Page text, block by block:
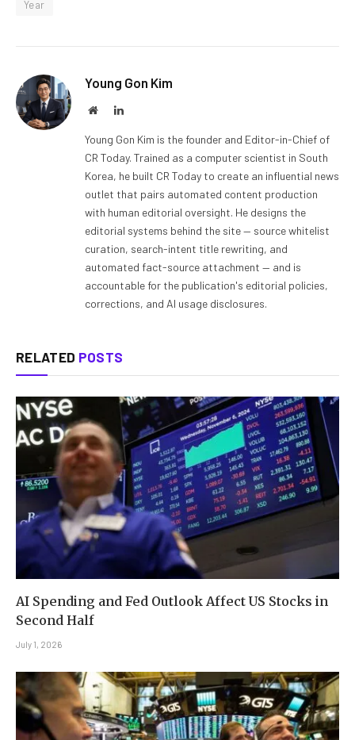
Year
Young Gon Kim
WebsiteLinkedIn
Young Gon Kim is the founder and Editor-in-Chief of
CR Today. Trained as a computer scientist in South
Korea, he built CR Today to create an influential news
outlet that pairs automated content production
with human editorial oversight. He designs the
editorial systems behind the site — source whitelist
curation, search-intent title rewriting, and
automated fact-source attachment — and is
accountable for the publication's editorial policies,
corrections, and AI usage disclosures.
RELATED POSTS
AI Spending and Fed Outlook Affect US Stocks in
Second Half
July 1, 2026